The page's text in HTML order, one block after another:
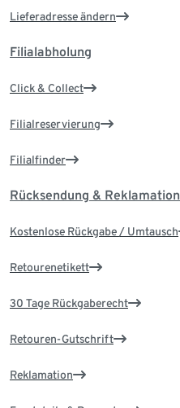
Lieferadresse ändern
Filialabholung
Click & Collect
Filialreservierung
Filialfinder
Rücksendung & Reklamation
Kostenlose Rückgabe / Umtausch
Retourenetikett
30 Tage Rückgaberecht
Retouren-Gutschrift
Reklamation